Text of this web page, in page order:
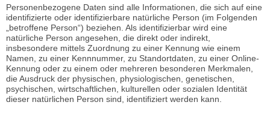
Personenbezogene Daten sind alle Informationen, die sich auf eine
identifizierte oder identifizierbare natürliche Person (im Folgenden
„betroffene Person“) beziehen. Als identifizierbar wird eine
natürliche Person angesehen, die direkt oder indirekt,
insbesondere mittels Zuordnung zu einer Kennung wie einem
Namen, zu einer Kennnummer, zu Standortdaten, zu einer Online-
Kennung oder zu einem oder mehreren besonderen Merkmalen,
die Ausdruck der physischen, physiologischen, genetischen,
psychischen, wirtschaftlichen, kulturellen oder sozialen Identität
dieser natürlichen Person sind, identifiziert werden kann.